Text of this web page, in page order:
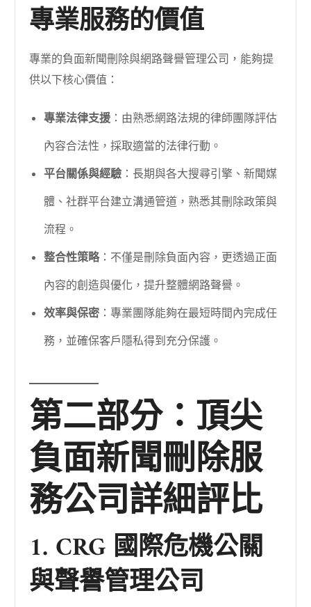
專業服務的價值
專業的負面新聞刪除與網路聲譽管理公司，能夠提
供以下核心價值：
專業法律支援：由熟悉網路法規的律師團隊評估
內容合法性，採取適當的法律行動。
平台關係與經驗 ：長期與各大搜尋引擎、新聞媒
體、社群平台建立溝通管道，熟悉其刪除政策與
流程。
整合性策略：不僅是刪除負面內容，更透過正面
內容的創造與優化，提升整體網路聲譽。
效率與保密 ：專業團隊能夠在最短時間內完成任
務，並確保客戶隱私得到充分保護。
第二部分：頂尖
負面新聞刪除服
務公司詳細評比
1. CRG 國際危機公關
與聲譽管理公司